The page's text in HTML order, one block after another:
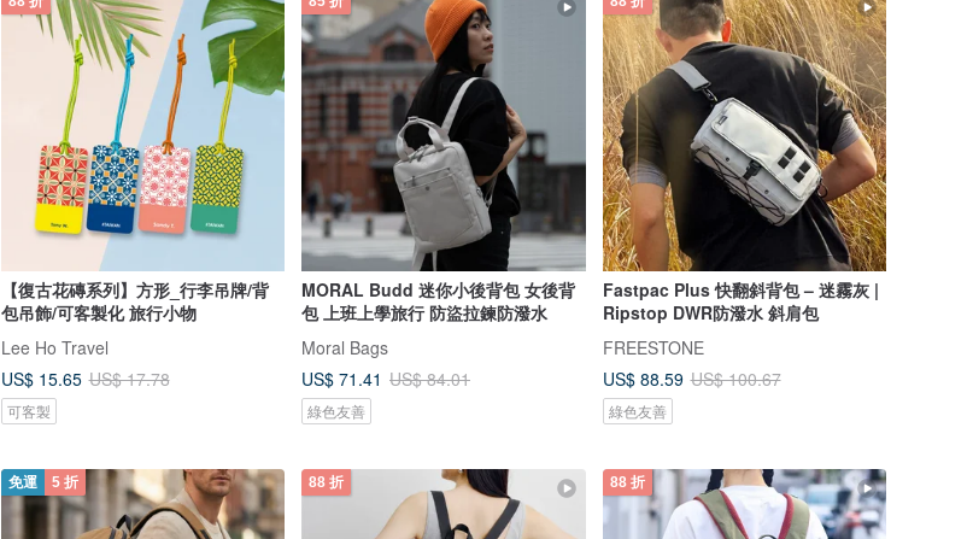
【復古花磚系列】方形_行李吊牌/背
包吊飾/可客製化 旅行小物
Lee Ho Travel
US$ 15.65 US$ 17.78
可客製
MORAL Budd 迷你小後背包 女後背
包 上班上學旅行 防盜拉鍊防潑水
Moral Bags
US$ 71.41 US$ 84.01
綠色友善
Fastpac Plus 快翻斜背包 – 迷霧灰 |
Ripstop DWR防潑水 斜肩包
FREESTONE
US$ 88.59 US$ 100.67
綠色友善
免運 5 折 88 折 88 折